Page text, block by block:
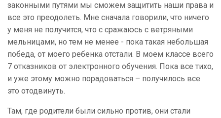
законными путями мы сможем защитить наши права и
все это преодолеть. Мне сначала говорили, что ничего
у меня не получится, что с сражаюсь с ветряными
мельницами, но тем не менее - пока такая небольшая
победа, от моего ребенка отстали. В моем классе всего
7 отказников от электронного обучения. Пока все тихо,
и уже этому можно порадоваться – получилось все
это отодвинуть.
Там, где родители были сильно против, они стали